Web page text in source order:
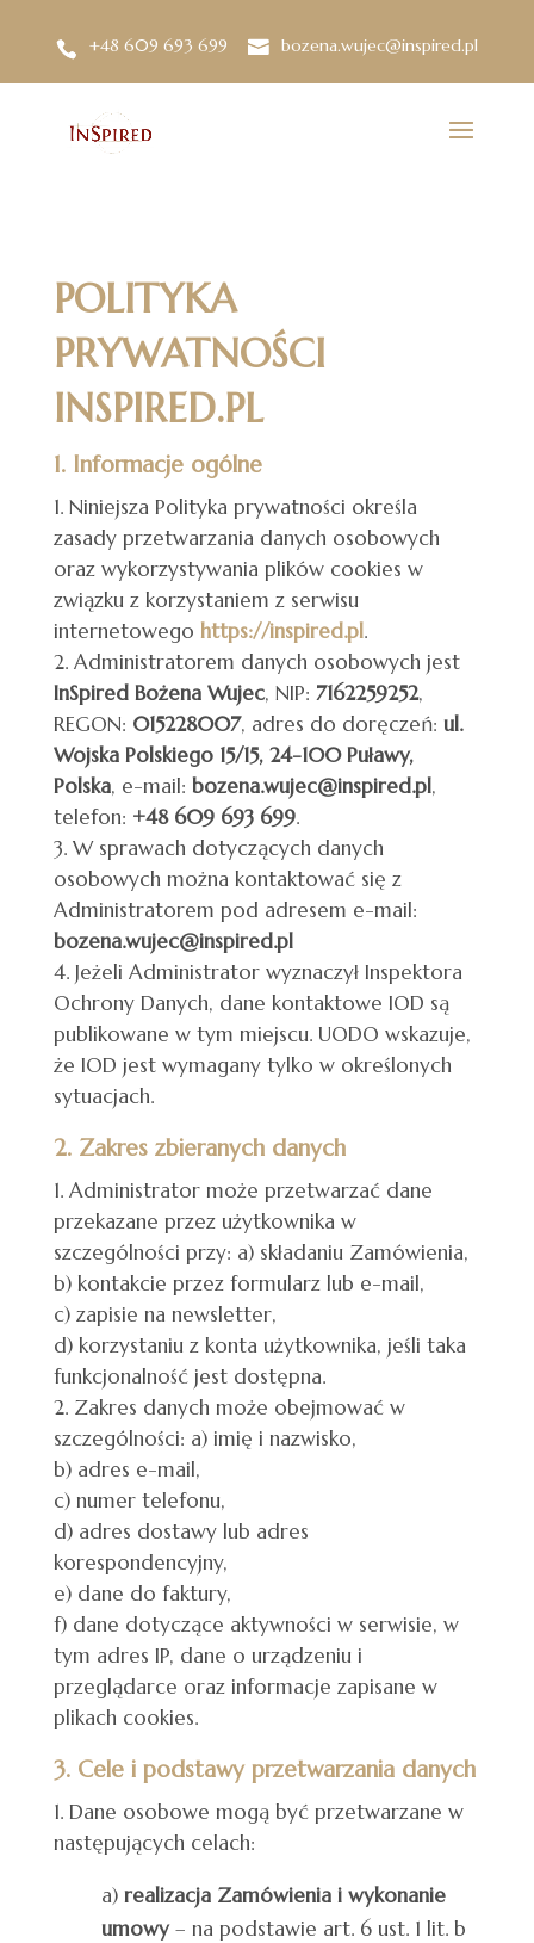
+48 609 693 699 bozena.wujec@inspired.pl
POLITYKA
PRYWATNOŚCI
INSPIRED.PL
1. Informacje ogólne
Niniejsza Polityka prywatności określa
zasady przetwarzania danych osobowych
oraz wykorzystywania plików cookies w
związku z korzystaniem z serwisu
internetowego https://inspired.pl.
Administratorem danych osobowych jest
InSpired Bożena Wujec, NIP: 7162259252,
REGON: 015228007, adres do doręczeń: ul.
Wojska Polskiego 15/15, 24-100 Puławy,
Polska, e-mail: bozena.wujec@inspired.pl,
telefon: +48 609 693 699.
W sprawach dotyczących danych
osobowych można kontaktować się z
Administratorem pod adresem e-mail:
bozena.wujec@inspired.pl
Jeżeli Administrator wyznaczył Inspektora
Ochrony Danych, dane kontaktowe IOD są
publikowane w tym miejscu. UODO wskazuje,
że IOD jest wymagany tylko w określonych
sytuacjach.
2. Zakres zbieranych danych
Administrator może przetwarzać dane
przekazane przez użytkownika w
szczególności przy: a) składaniu Zamówienia,
b) kontakcie przez formularz lub e-mail,
c) zapisie na newsletter,
d) korzystaniu z konta użytkownika, jeśli taka
funkcjonalność jest dostępna.
Zakres danych może obejmować w
szczególności: a) imię i nazwisko,
b) adres e-mail,
c) numer telefonu,
d) adres dostawy lub adres
korespondencyjny,
e) dane do faktury,
f) dane dotyczące aktywności w serwisie, w
tym adres IP, dane o urządzeniu i
przeglądarce oraz informacje zapisane w
plikach cookies.
3. Cele i podstawy przetwarzania danych
Dane osobowe mogą być przetwarzane w
następujących celach:
a) realizacja Zamówienia i wykonanie
umowy– na podstawie art. 6 ust. 1 lit. b